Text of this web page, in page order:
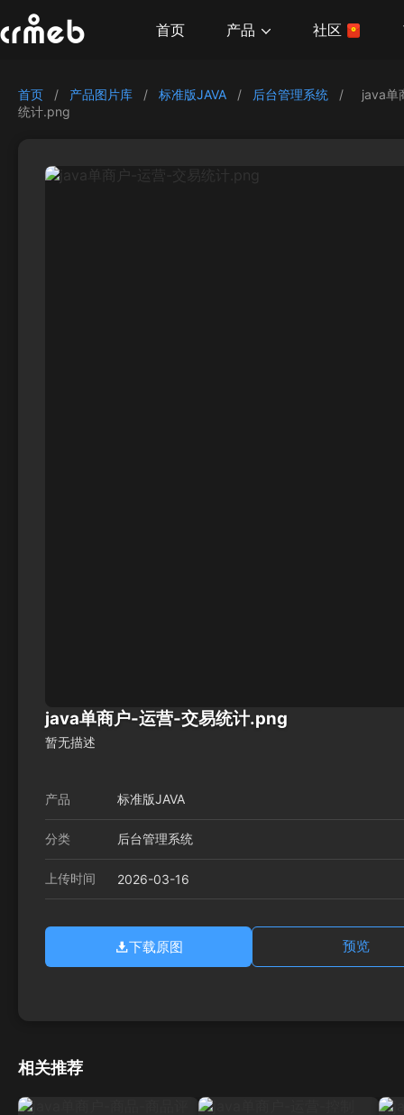
首页 产品 社区
首页 / 产品图片库 / 标准版JAVA / 后台管理系统 /
java单
统计.png
java单商户-运营-交易统计.png
暂无描述
产品 标准版JAVA
分类 后台管理系统
上传时间 2026-03-16
下载原图 预览
相关推荐